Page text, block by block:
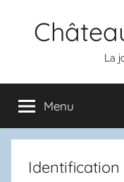
La
Menu
Identification